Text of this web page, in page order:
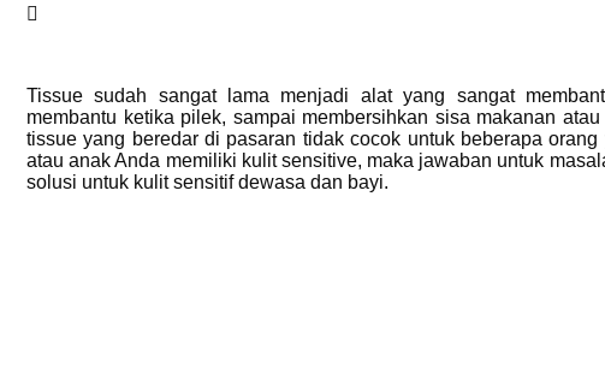
Tissue sudah sangat lama menjadi alat yang sangat
membantu ketika pilek, sampai membersihkan sisa makanan
tissue yang beredar di pasaran tidak cocok untuk beberapa
atau anak Anda memiliki kulit sensitive, maka jawaban untuk
solusi untuk kulit sensitif dewasa dan bayi.